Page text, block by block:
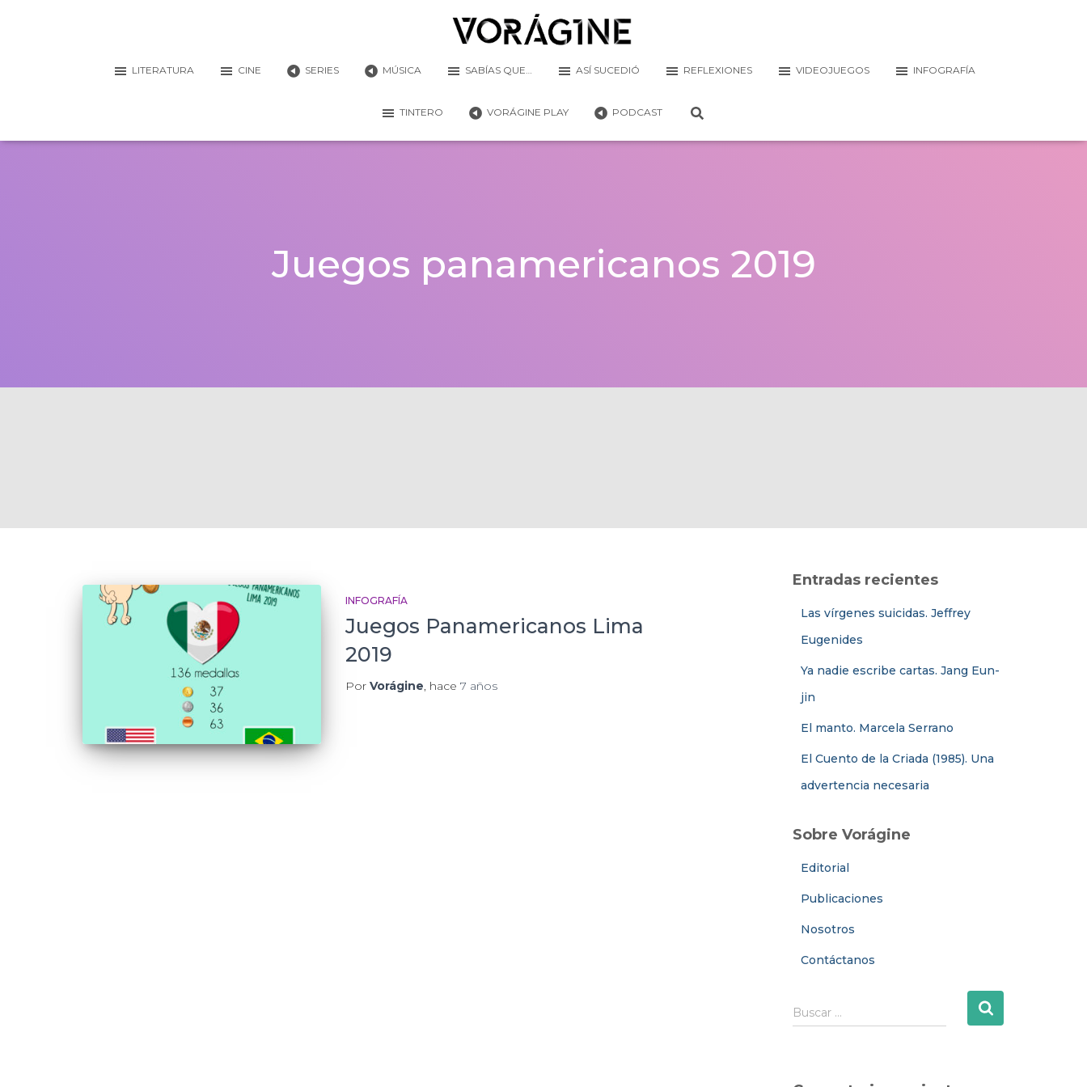
LITERATURA CINE SERIES MÚSICA SABÍAS QUE… ASÍ SUCEDIÓ REFLEXIONES VIDEOJUEGOS INFOGRAFÍA
TINTERO VORÁGINE PLAY PODCAST
Juegos panamericanos 2019
INFOGRAFÍA
Juegos Panamericanos Lima
2019
Por Vorágine, hace 7 años
Entradas recientes
Las vírgenes suicidas. Jeffrey
Eugenides
Ya nadie escribe cartas. Jang Eun-
jin
El manto. Marcela Serrano
El Cuento de la Criada (1985). Una
advertencia necesaria
Sobre Vorágine
Editorial
Publicaciones
Nosotros
Contáctanos
B
u
Buscar …